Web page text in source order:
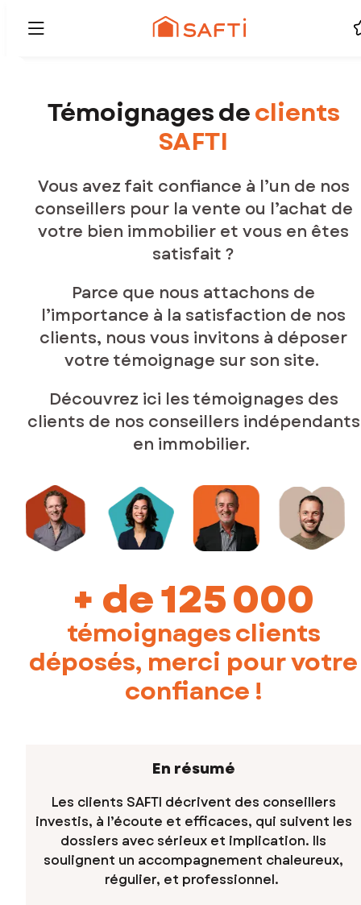
Témoignages declients
SAFTI
Vous avez fait confiance à l’un de nos
conseillers pour la vente ou l’achat de
votre bien immobilier et vous en êtes
satisfait ?
Parce que nous attachons de
l’importance à la satisfaction de nos
clients, nous vous invitons à déposer
votre témoignage sur son site.
Découvrez ici les témoignages des
clients de nos conseillers indépendants
en immobilier.
+ de 125 000
témoignages clients
déposés, merci pour votre
confiance !
En résumé
Les clients SAFTI décrivent des conseillers
investis, à l’écoute et efficaces, qui suivent les
dossiers avec sérieux et implication. Ils
soulignent un accompagnement chaleureux,
régulier, et professionnel.